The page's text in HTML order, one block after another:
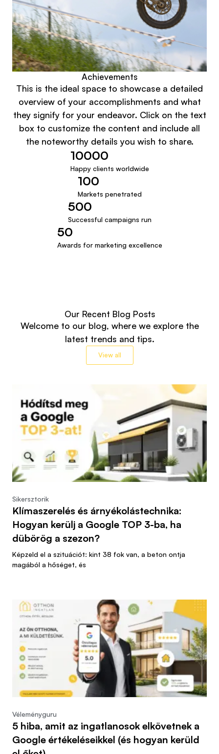
Achievements
This is the ideal space to showcase a detailed
overview of your accomplishments and what
they signify for your endeavor. Click on the text
box to customize the content and include all
the noteworthy details you wish to share.
Happy clients worldwide
10000
Markets penetrated
100
Successful campaigns run
500
Awards for marketing excellence
50
Our Recent Blog Posts
Welcome to our blog, where we explore the
latest trends and tips.
View all
Sikersztorik
Klímaszerelés és árnyékolástechnika:
Hogyan kerülj a Google TOP 3-ba, ha
dübörög a szezon?
Képzeld el a szituációt: kint 38 fok van, a beton ontja
magából a hőséget, és
Véleményguru
5 hiba, amit az ingatlanosok elkövetnek a
Google értékeléseikkel (és hogyan kerüld